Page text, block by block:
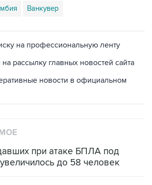
Ванкувер
на профессиональную ленту
рассылку главных новостей сайта
новости в официальном
при атаке БПЛА под
до 58 человек